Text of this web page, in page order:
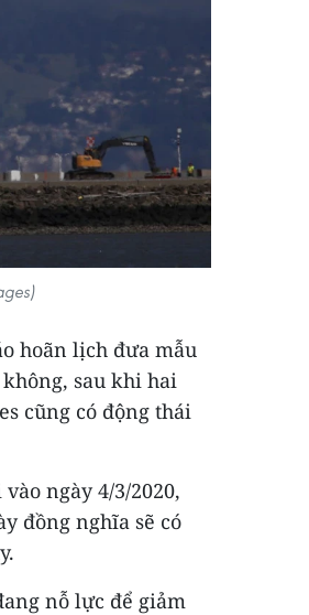
hoãn lịch đưa mẫu
sau khi hai
cũng có động thái
ngày 4/3/2020,
đồng nghĩa sẽ có
nỗ lực để giảm